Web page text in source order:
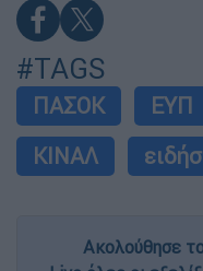
#TAGS
ΠΑΣΟΚ ΕΥΠ
ΚΙΝΑΛ
Ακολούθησε